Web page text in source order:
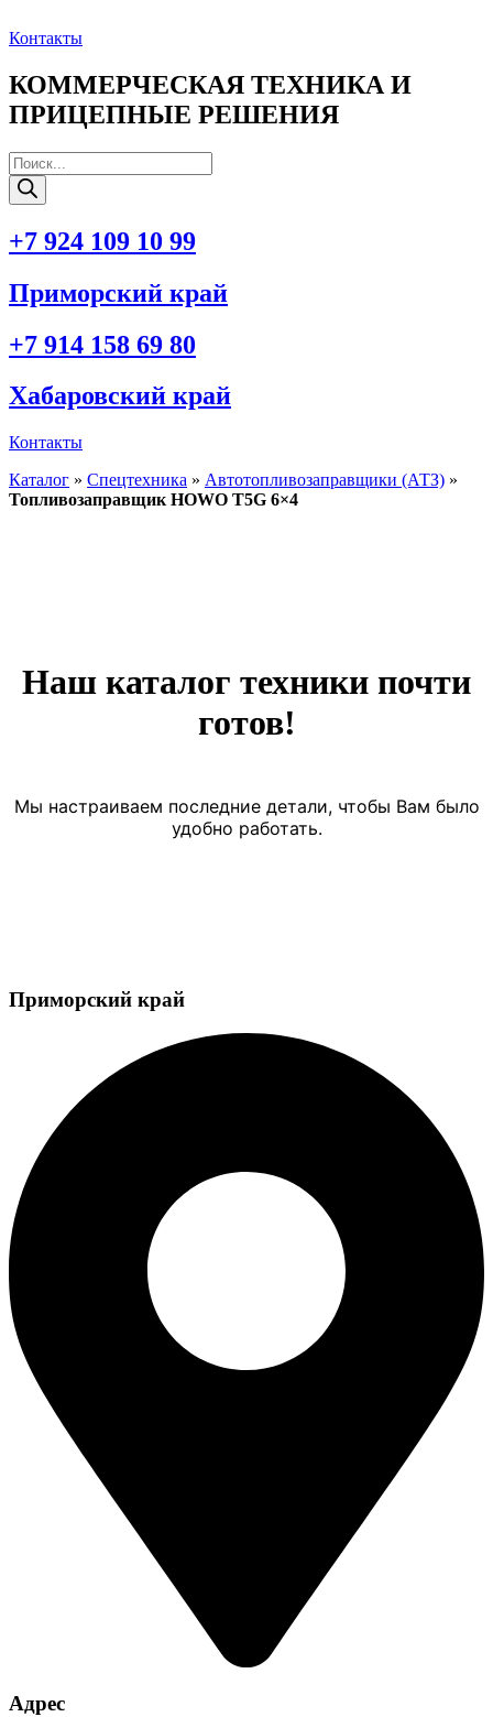
к
Контакты
КОММЕРЧЕСКАЯ ТЕХНИКА И
ПРИЦЕПНЫЕ РЕШЕНИЯ
Поиск
товаров
+7 924 109 10 99
Приморский край
+7 914 158 69 80
Хабаровский край
Контакты
Каталог » Спецтехника » Автотопливозаправщики (АТЗ) »
Топливозаправщик HOWO T5G 6×4
Наш каталог техники почти
готов!
Мы настраиваем последние детали, чтобы Вам было
удобно работать.
Приморский край
Адрес